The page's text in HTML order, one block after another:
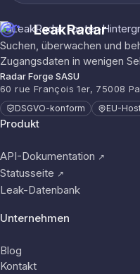
LeakRadar
Suchen, überwachen und
Zugangsdaten in wenigen
Radar Forge SASU
60 rue François 1er, 75008
DSGVO-konform EU-
Produkt
API-Dokumentation ↗
Statusseite ↗
Leak-Datenbank
Unternehmen
Blog
Kontakt